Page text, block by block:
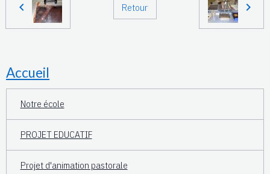
Retour
Accueil
Notre école
PROJET EDUCATIF
Projet d'animation pastorale